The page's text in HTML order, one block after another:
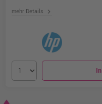
mehr Details chevron_right